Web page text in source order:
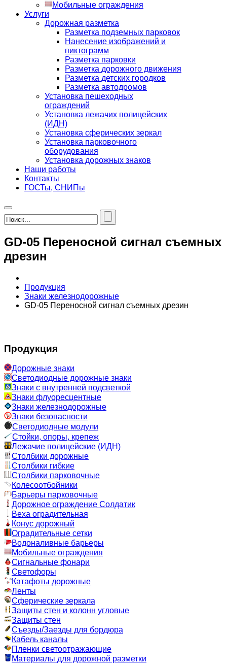
Мобильные ограждения
Услуги
Дорожная разметка
Разметка подземных парковок
Нанесение изображений и
пиктограмм
Разметка парковки
Разметка дорожного движения
Разметка детских городков
Разметка автодромов
Установка пешеходных
ограждений
Установка лежачих полицейских
(ИДН)
Установка сферических зеркал
Установка парковочного
оборудования
Установка дорожных знаков
Наши работы
Контакты
ГОСТы, СНИПы
GD-05 Переносной сигнал съемных
дрезин
Продукция
Знаки железнодорожные
GD-05 Переносной сигнал съемных дрезин
Продукция
Дорожные знаки
Светодиодные дорожные знаки
Знаки с внутренней подсветкой
Знаки флуоресцентные
Знаки железнодорожные
Знаки безопасности
Светодиодные модули
Стойки, опоры, крепеж
Лежачие полицейские (ИДН)
Столбики дорожные
Столбики гибкие
Столбики парковочные
Колесоотбойники
Барьеры парковочные
Дорожное ограждение Солдатик
Веха оградительная
Конус дорожный
Оградительные сетки
Водоналивные барьеры
Мобильные ограждения
Сигнальные фонари
Светофоры
Катафоты дорожные
Ленты
Сферические зеркала
Защиты стен и колонн угловые
Защиты стен
Съезды/Заезды для бордюра
Кабель каналы
Пленки светоотражающие
Материалы для дорожной разметки